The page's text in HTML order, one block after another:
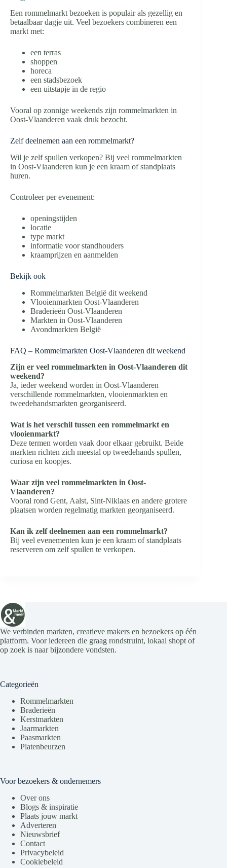
Een rommelmarkt bezoeken is populair als gezellig en
betaalbaar dagje uit. Veel bezoekers combineren een
markt met:
een terras
shoppen
horeca
een stadsbezoek
een uitstapje in de regio
Vooral op zonnige weekends zijn rommelmarkten in
Oost-Vlaanderen vaak druk bezocht.
Zelf deelnemen aan een rommelmarkt?
Wil je zelf spullen verkopen? Bij veel rommelmarkten
in Oost-Vlaanderen kun je een kraam of standplaats
huren.
Controleer per evenement:
openingstijden
locatie
type markt
informatie voor standhouders
kraamprijzen en aanmelden
Bekijk ook
Rommelmarkten België dit weekend
Vlooienmarkten Oost-Vlaanderen
Braderieën Oost-Vlaanderen
Markten in Oost-Vlaanderen
Avondmarkten België
FAQ – Rommelmarkten Oost-Vlaanderen dit weekend
Zijn er veel rommelmarkten in Oost-Vlaanderen dit
weekend?
Ja, ieder weekend worden in Oost-Vlaanderen
verschillende rommelmarkten, vlooienmarkten en
tweedehandsmarkten georganiseerd.
Wat is het verschil tussen een rommelmarkt en
vlooienmarkt?
Deze termen worden vaak door elkaar gebruikt. Beide
markten richten zich meestal op tweedehands spullen,
curiosa en koopjes.
Waar zijn veel rommelmarkten in Oost-
Vlaanderen?
Vooral rond Gent, Aalst, Sint-Niklaas en andere grotere
plaatsen worden regelmatig markten georganiseerd.
Kan ik zelf deelnemen aan een rommelmarkt?
Bij veel evenementen kun je een kraam of standplaats
reserveren om zelf spullen te verkopen.
We verbinden markten, creatieve makers en bezoekers op één
platform. Voor iedereen die graag rondstruint, lokaal shopt of
op zoek is naar bijzondere vondsten.
Categorieën
Rommelmarkten
Braderieën
Kerstmarkten
Jaarmarkten
Paasmarkten
Platenbeurzen
Voor bezoekers & ondernemers
Over ons
Blogs & inspiratie
Plaats jouw markt
Adverteren
Nieuwsbrief
Contact
Privacybeleid
Cookiebeleid